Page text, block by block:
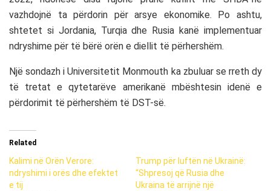
vazhdojnë ta përdorin për arsye ekonomike. Po ashtu,
shtetet si Jordania, Turqia dhe Rusia kanë implementuar
ndryshime për të bërë orën e diellit të përhershëm.
Një sondazh i Universitetit Monmouth ka zbuluar se rreth dy
të tretat e qytetarëve amerikanë mbështesin idenë e
përdorimit të përhershëm të DST-së.
Related
Kalimi në Orën Verore:
ndryshimi i orës dhe efektet
e tij
Trump për luftën në Ukrainë:
“Shpresoj që Rusia dhe
Ukraina të arrijnë një